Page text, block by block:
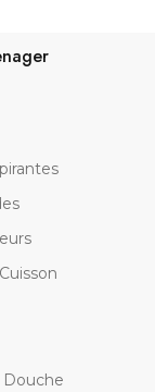
Douche